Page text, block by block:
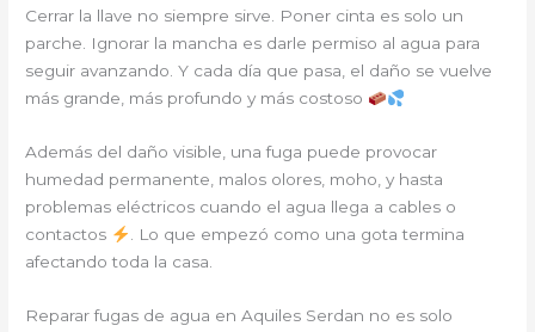
Cerrar la llave no siempre sirve. Poner cinta es solo un
parche. Ignorar la mancha es darle permiso al agua para
seguir avanzando. Y cada día que pasa, el daño se vuelve
más grande, más profundo y más costoso
Además del daño visible, una fuga puede provocar
humedad permanente, malos olores, moho, y hasta
problemas eléctricos cuando el agua llega a cables o
contactos
. Lo que empezó como una gota termina
afectando toda la casa.
Reparar fugas de agua en Aquiles Serdan no es solo